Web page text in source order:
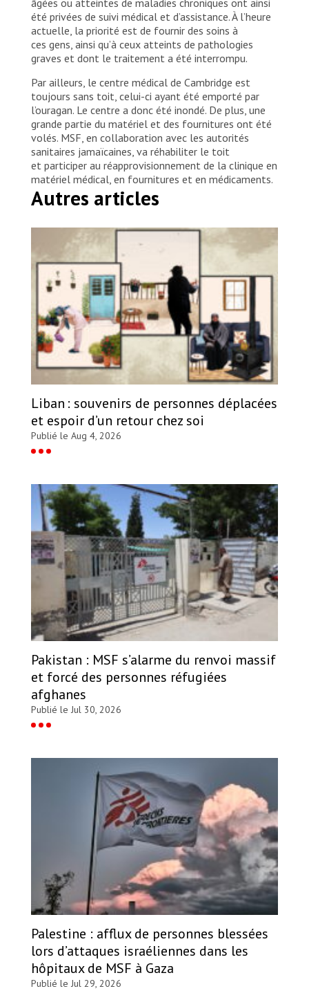
âgées ou atteintes de maladies chroniques ont ainsi
été privées de suivi médical et d’assistance. À l’heure
actuelle, la priorité est de fournir des soins à
ces gens, ainsi qu’à ceux atteints de pathologies
graves et dont le traitement a été interrompu.
Par ailleurs, le centre médical de Cambridge est
toujours sans toit, celui-ci ayant été emporté par
l’ouragan. Le centre a donc été inondé. De plus, une
grande partie du matériel et des fournitures ont été
volés. MSF, en collaboration avec les autorités
sanitaires jamaïcaines, va réhabiliter le toit
et participer au réapprovisionnement de la clinique en
matériel médical, en fournitures et en médicaments.
Autres articles
Liban : souvenirs de personnes déplacées
et espoir d’un retour chez soi
Publié le Aug 4, 2026
Pakistan : MSF s’alarme du renvoi massif
et forcé des personnes réfugiées
afghanes
Publié le Jul 30, 2026
Palestine : afflux de personnes blessées
lors d’attaques israéliennes dans les
hôpitaux de MSF à Gaza
Publié le Jul 29, 2026